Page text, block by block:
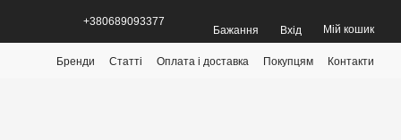
+380689093377
Бажання Вхід Мій кошик
Бренди Статті Оплата і доставка Покупцям Контакти